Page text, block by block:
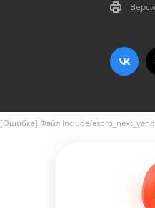
[Ошибка] Файл include/